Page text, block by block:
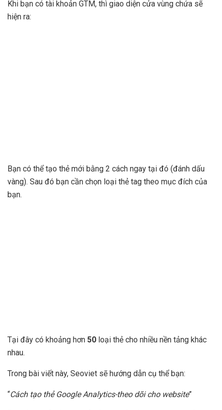
Khi bạn có tài khoản GTM, thì giao diện cửa vùng chứa sẽ
hiện ra:
Bạn có thể tạo thẻ mới bằng 2 cách ngay tại đó (đánh dấu
vàng). Sau đó bạn cần chọn loại thẻ tag theo mục đích của
bạn.
Tại đây có khoảng hơn 50 loại thẻ cho nhiều nền tảng khác
nhau.
Trong bài viết này, Seoviet sẽ hướng dẫn cụ thể bạn:
“Cách tạo thẻ Google Analytics-theo dõi cho website”